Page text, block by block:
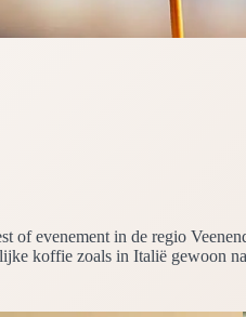
of evenement in de regio
koffie zoals in Italië gewoon